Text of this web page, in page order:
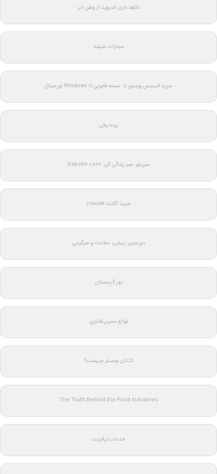
دانلود بازی اندروید از وطن اپ
مجازات شیشه
خرید لایسنس ویندوز 11: نسخه قانونی Windows 11 اورجینال
پرده برقی
سبزیتو: سبز زندگی کن: Sabzito.com
خرید اکانت claude
دورجین؛ زیبایی، سلامت و سرگرمی
تور گرجستان
لوازم تحریر فانتزی
اکـتان بوسـتر چـیست؟
The Truth Behind Our Food Industries
خدمات ترانزیت